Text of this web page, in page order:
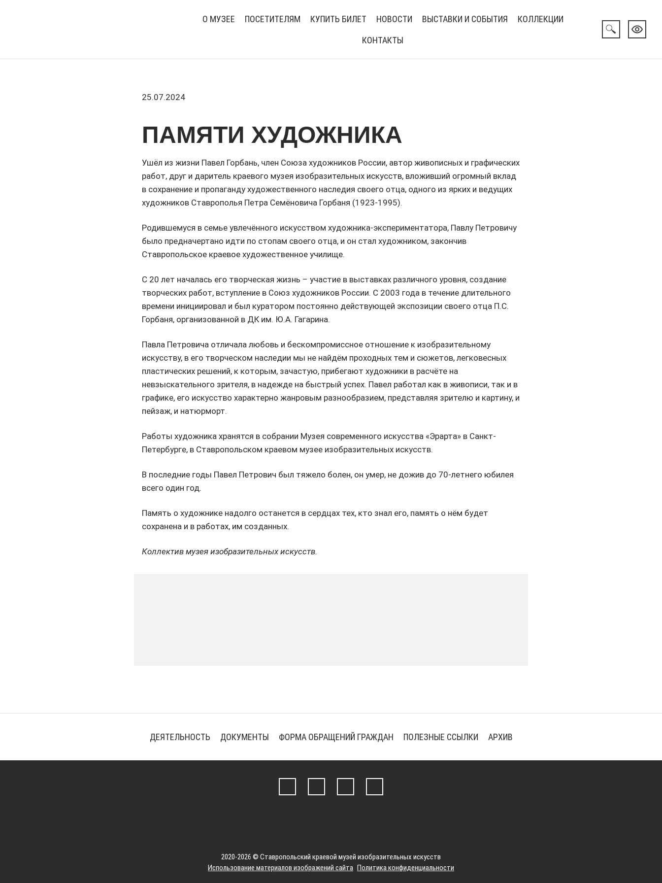
О МУЗЕЕ ПОСЕТИТЕЛЯМ КУПИТЬ БИЛЕТ НОВОСТИ ВЫСТАВКИ И СОБЫТИЯ КОЛЛЕКЦИИ
КОНТАКТЫ
25.07.2024
ПАМЯТИ ХУДОЖНИКА
Ушёл из жизни Павел Горбань, член Союза художников России, автор живописных и графических
работ, друг и даритель краевого музея изобразительных искусств, вложивший огромный вклад
в сохранение и пропаганду художественного наследия своего отца, одного из ярких и ведущих
художников Ставрополья Петра Семёновича Горбаня (1923-1995).
Родившемуся в семье увлечённого искусством художника-экспериментатора, Павлу Петровичу
было предначертано идти по стопам своего отца, и он стал художником, закончив
Ставропольское краевое художественное училище.
С 20 лет началась его творческая жизнь – участие в выставках различного уровня, создание
творческих работ, вступление в Союз художников России. С 2003 года в течение длительного
времени инициировал и был куратором постоянно действующей экспозиции своего отца П.С.
Горбаня, организованной в ДК им. Ю.А. Гагарина.
Павла Петровича отличала любовь и бескомпромиссное отношение к изобразительному
искусству, в его творческом наследии мы не найдём проходных тем и сюжетов, легковесных
пластических решений, к которым, зачастую, прибегают художники в расчёте на
невзыскательного зрителя, в надежде на быстрый успех. Павел работал как в живописи, так и в
графике, его искусство характерно жанровым разнообразием, представляя зрителю и картину, и
пейзаж, и натюрморт.
Работы художника хранятся в собрании Музея современного искусства «Эрарта» в Санкт-
Петербурге, в Ставропольском краевом музее изобразительных искусств.
В последние годы Павел Петрович был тяжело болен, он умер, не дожив до 70-летнего юбилея
всего один год.
Память о художнике надолго останется в сердцах тех, кто знал его, память о нём будет
сохранена и в работах, им созданных.
Коллектив музея изобразительных искусств.
ДЕЯТЕЛЬНОСТЬ ДОКУМЕНТЫ ФОРМА ОБРАЩЕНИЙ ГРАЖДАН ПОЛЕЗНЫЕ ССЫЛКИ АРХИВ
2020-2026 © Ставропольский краевой музей изобразительных искусств
Использование материалов изображений сайта Политика конфиденциальности